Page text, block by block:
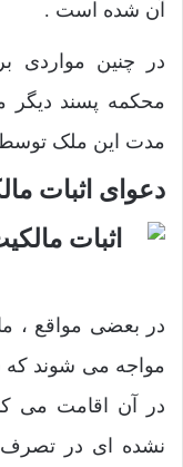
آن شده است .
در چنین مواردی
محکمه پسند دیگر
مدت این ملک توسط
دعوای اثبات
در بعضی مواقع ،
مواجه می شوند
در آن اقامت می
نشده ای در